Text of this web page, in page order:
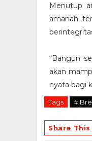
Menutup
amanah
“Bangun
akan
nyata bagi
Tags #
Share This